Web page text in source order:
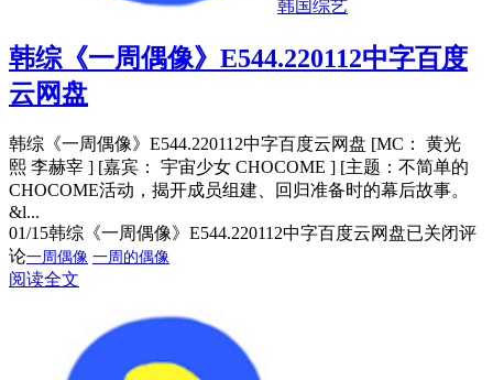
韩国综艺
韩综《一周偶像》E544.220112中字百度
云网盘
韩综《一周偶像》E544.220112中字百度云网盘 [MC： 黄光
熙 李赫宰 ] [嘉宾： 宇宙少女 CHOCOME ] [主题：不简单的
CHOCOME活动，揭开成员组建、回归准备时的幕后故事。
&l...
01/15韩综《一周偶像》E544.220112中字百度云网盘已关闭评
论一周偶像 一周的偶像
阅读全文